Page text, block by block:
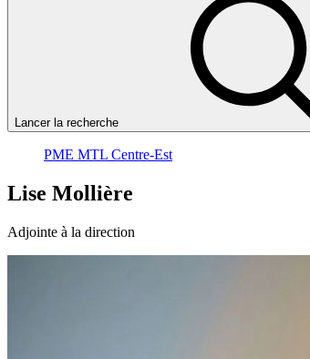
Lancer la recherche
PME MTL Centre-Est
Lise Mollière
Adjointe à la direction